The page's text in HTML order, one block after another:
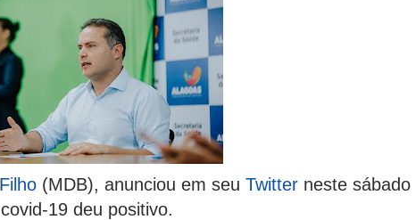
(MDB), anunciou em seu Twitter neste sábado
19 deu positivo.